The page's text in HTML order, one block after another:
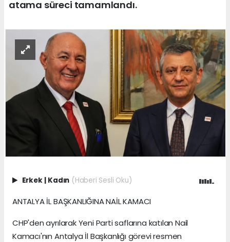
atama süreci tamamlandı.
Erkek | Kadın (Haberi Sesli Oku)
ANTALYA İL BAŞKANLIĞINA NAİL KAMACI
CHP'den ayrılarak Yeni Parti saflarına katılan Nail
Kamacı'nın Antalya İl Başkanlığı görevi resmen